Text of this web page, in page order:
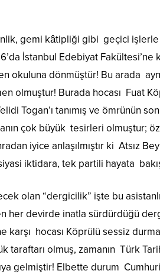
gemi kâtipliği gibi geçici
İstanbul Edebiyat
okuluna dönmüştür! Bu arada
olmuştur! Burada hocası Fuat
Togan’ı tanımış ve ömrünün
çok büyük tesirleri olmuştur;
iyice anlaşılmıştır ki Atsız
iktidara, tek partili hayata
olan “dergicilik” işte bu
her devirde inatla sürdürdüğü
hocası Köprülü sessiz
taraftarı olmuş, zamanın Türk
gelmiştir! Elbette durum